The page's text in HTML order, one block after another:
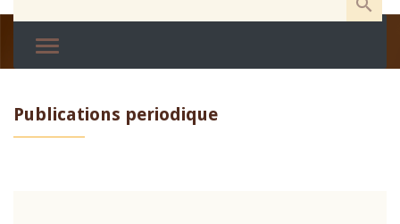
Publications periodique